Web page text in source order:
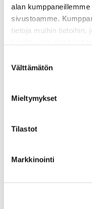
alan
sivustoamme.
tietoja muihin tietoihin,
tai vanhempi. Vahvista
valinta
Välttämätön
Mieltymykset
Tilastot
Markkinointi
1 kg eläviä
4 dl kuivaa valkoviiniä
valkopippuria